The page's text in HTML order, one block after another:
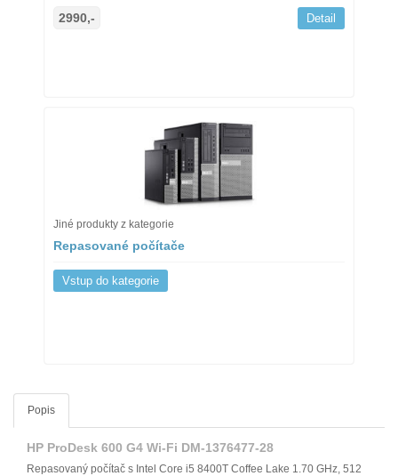
2990,- Detail
Jiné produkty z kategorie
Repasované počítače
Vstup do kategorie
Popis
HP ProDesk 600 G4 Wi-Fi DM-1376477-28
Repasovaný počítač s Intel Core i5 8400T Coffee Lake 1.70 GHz, 512